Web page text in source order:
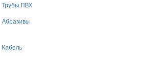
Трубы ПВХ
Абразивы
Кабель